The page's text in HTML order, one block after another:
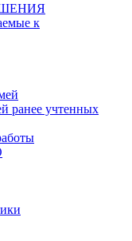
к
ранее учтенных